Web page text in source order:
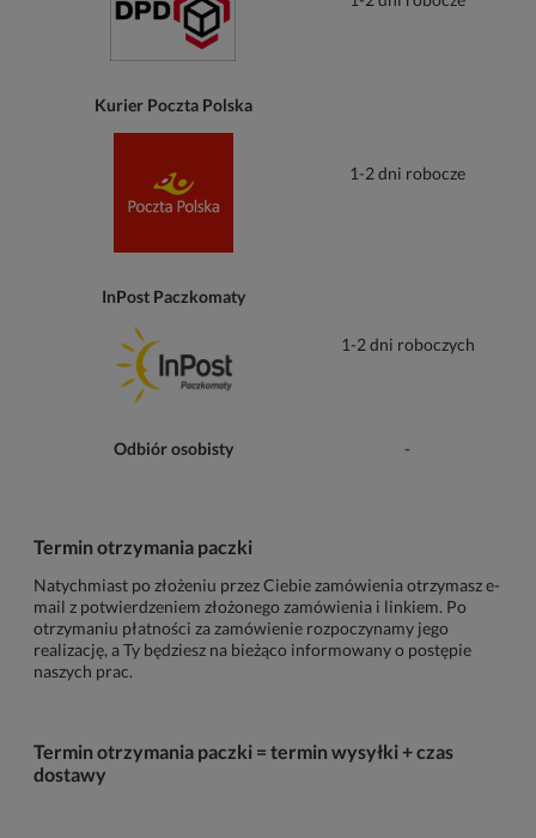
Kurier Poczta Polska
1-2 dni robocze
InPost Paczkomaty
1-2 dni roboczych
Odbiór osobisty -
Termin otrzymania paczki
Natychmiast po złożeniu przez Ciebie zamówienia otrzymasz e-
mail z potwierdzeniem złożonego zamówienia i linkiem. Po
otrzymaniu płatności za zamówienie rozpoczynamy jego
realizację, a Ty będziesz na bieżąco informowany o postępie
naszych prac.
Termin otrzymania paczki = termin wysyłki + czas
dostawy